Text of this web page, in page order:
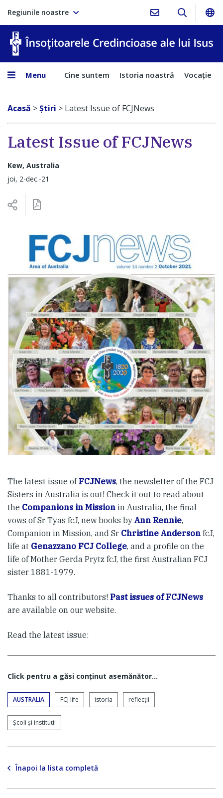
Regiunile noastre
Menu Cine suntem Istoria noastră Vocaţie
Acasă >Ştiri > Latest Issue of FCJNews
Latest Issue of FCJNews
Kew, Australia
joi, 2-dec.-21
The latest issue ofFCJNews, the newsletter of the FCJ
Sisters in Australia is out! Check it out to read about
the Companions in Mission in Australia, the final
vows of Sr Tyas fcJ, new books by Ann Rennie,
Companion in Mission, and Sr Christine Anderson fcJ,
life at Genazzano FCJ College, and a profile on the
life of Mother Gerda Prytz fcJ, the first Australian FCJ
sister 1881-1979.
Thanks to all contributors! Past issues of FCJNews
are available on our website.
Read the latest issue:
Click pentru a găsi conţinut asemănător...
AUSTRALIA FCJ life istoria reflecții
Şcoli şi instituţii
Înapoi la lista completă